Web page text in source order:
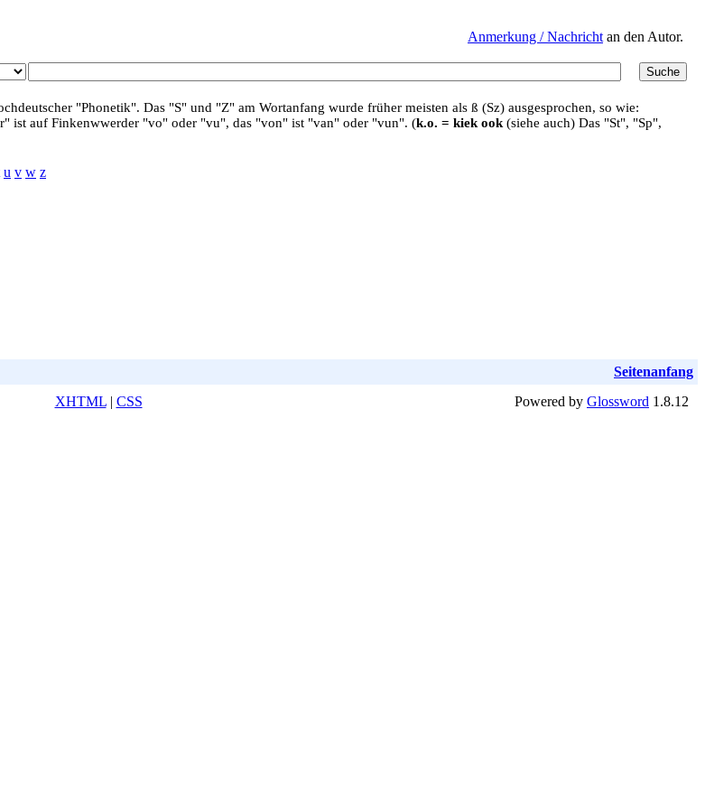
Anmerkung / Nachricht an den Autor.
"Phonetik". Das "S" und "Z" am Wortanfang wurde früher meisten als ß (Sz) ausgesprochen, so wie:
ist auf Finkenwwerder "vo" oder "vu", das "von" ist "van" oder "vun". (k.o. = kiek ook (siehe auch) Das "St", "Sp",
u v w z
Seitenanfang
XHTML| CSS Powered by Glossword 1.8.12